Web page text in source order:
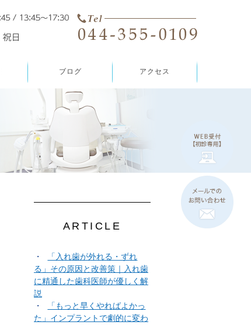
ブログ アクセス
ARTICLE
「入れ歯が外れる・ずれ
る」その原因と改善策｜入れ歯
に精通した歯科医師が優しく解
説
「もっと早くやればよかっ
た」インプラントで劇的に変わ